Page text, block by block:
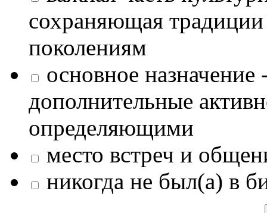
сохраняющая
поколениям
основное назначение
дополнительные
определяющими
место встреч и
никогда не был(а) в